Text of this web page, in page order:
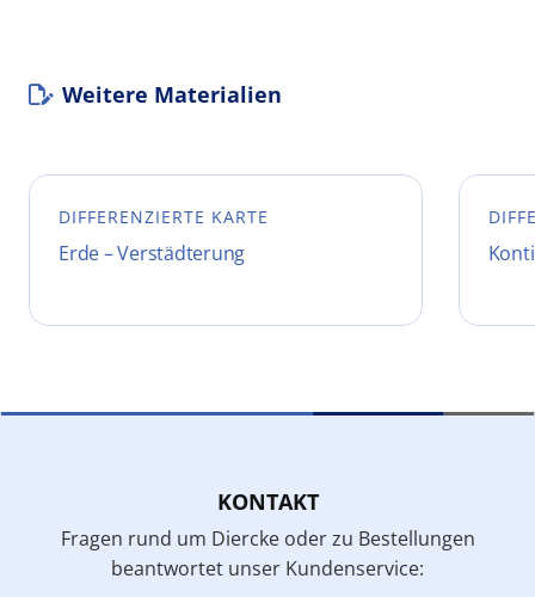
Weitere Materialien
DIFFERENZIERTE KARTE
Erde – Verstädterung
KONTAKT
Fragen rund um Diercke oder zu Bestellungen
beantwortet unser Kundenservice: